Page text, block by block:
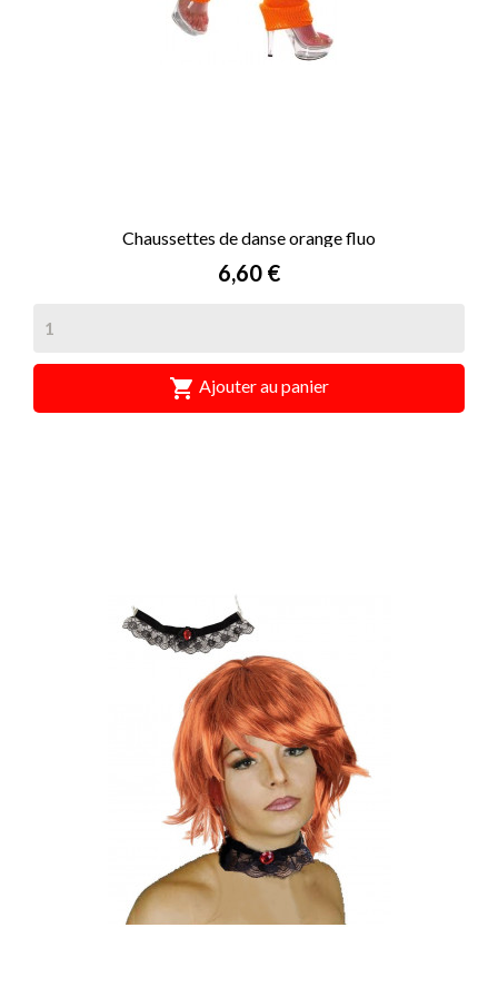
Chaussettes de danse orange fluo
Prix
6,60 €
 Ajouter au panier